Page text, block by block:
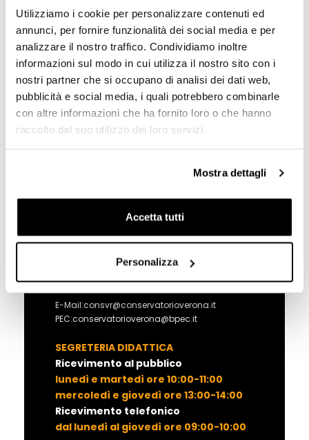
Utilizziamo i cookie per personalizzare contenuti ed
annunci, per fornire funzionalità dei social media e per
analizzare il nostro traffico. Condividiamo inoltre
informazioni sul modo in cui utilizza il nostro sito con i
nostri partner che si occupano di analisi dei dati web,
pubblicità e social media, i quali potrebbero combinarle
con altre informazioni che ha fornito loro o che hanno
raccolto dal suo utilizzo dei loro servizi.
Mostra dettagli
Accetta tutti
Personalizza
24
LUG
2026
Bando Working with Music
2.0
Conservatorio di Verona
"Evaristo Felice Dall'Abaco"
Via Abramo Massalongo, 2 - Verona
E-Mail:consvr@conservatorioverona.it
PEC:conservatorioverona@bpec.it
SEGRETERIA DIDATTICA
Ricevimento al pubblico
lunedì e martedì ore 10:00-11:00
mercoledì e giovedì ore 13:00-14:00
Ricevimento telefonico
dal lunedì al giovedì ore 09:00-10:00